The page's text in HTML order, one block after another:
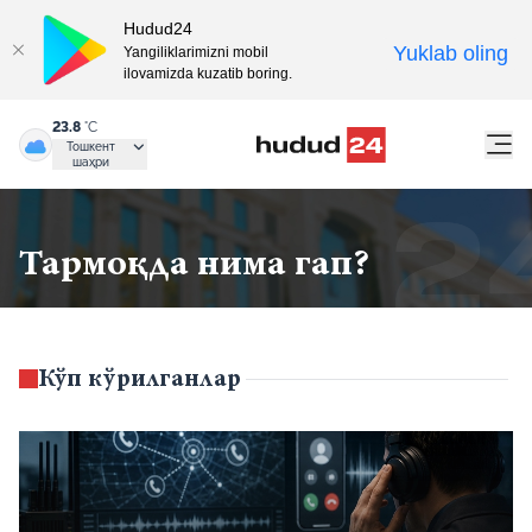
23.8 °C
Тошкент
шаҳри
Тармоқда нима гап?
Кўп кўрилганлар
Hudud24
Yangiliklarimizni mobil
ilovamizda kuzatib boring.
Yuklab oling